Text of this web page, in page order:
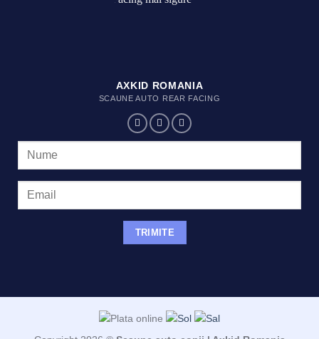
AXKID ROMANIA
SCAUNE AUTO REAR FACING